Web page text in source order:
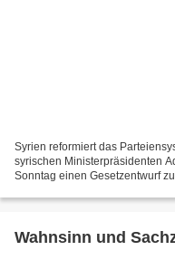
Syrien reformiert das
syrischen Ministerpräsidenten
Sonntag einen Gesetzentwurf
Wahnsinn und